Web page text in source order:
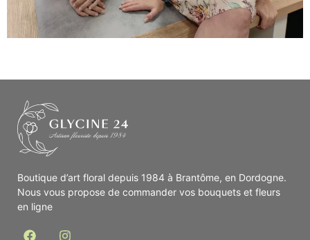
Boutique d’art floral depuis 1984 à Brantôme, en Dordogne.
Nous vous propose de commander vos bouquets et fleurs
en ligne